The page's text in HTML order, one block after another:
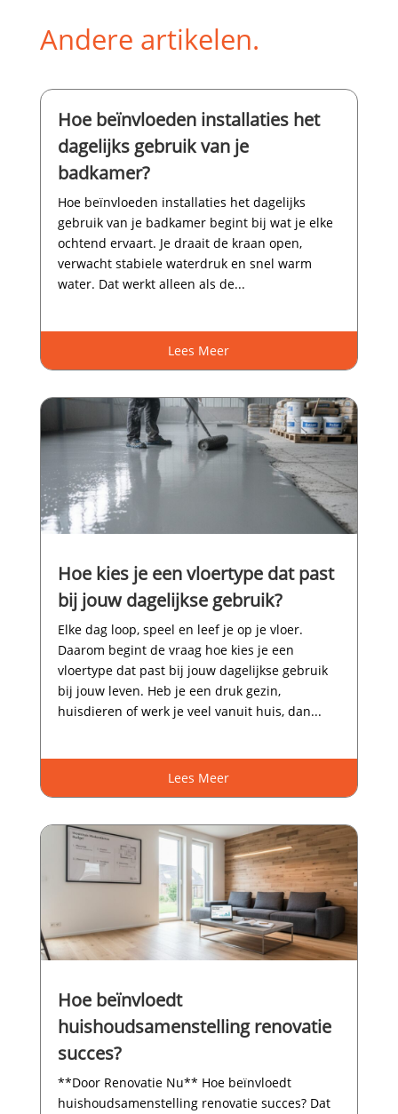
Andere artikelen.
Hoe beïnvloeden installaties het
dagelijks gebruik van je
badkamer?
Hoe beïnvloeden installaties het dagelijks
gebruik van je badkamer begint bij wat je elke
ochtend ervaart.​ Je draait de kraan open,
verwacht stabiele waterdruk en snel warm
water.​ Dat werkt alleen als de...
Lees Meer
Hoe kies je een vloertype dat past
bij jouw dagelijkse gebruik?
Elke dag loop, speel en leef je op je vloer.​
Daarom begint de vraag hoe kies je een
vloertype dat past bij jouw dagelijkse gebruik
bij jouw leven.​ Heb je een druk gezin,
huisdieren of werk je veel vanuit huis, dan...
Lees Meer
Hoe beïnvloedt
huishoudsamenstelling renovatie
succes?
**Door Renovatie Nu** Hoe beïnvloedt
huishoudsamenstelling renovatie succes? Dat